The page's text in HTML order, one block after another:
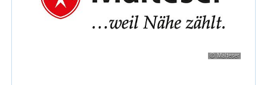
© Malteser